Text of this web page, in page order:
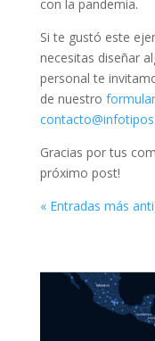
con la pandemia.
Si te gustó este
necesitas diseñar
personal te
de nuestro
Gracias por tus
próximo post!
« Entradas más